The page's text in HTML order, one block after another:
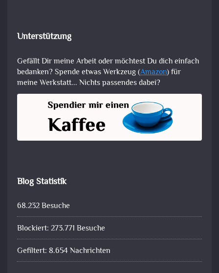
Unterstützung
Gefällt Dir meine Arbeit oder möchtest Du dich einfach
bedanken? Spende etwas Werkzeug (Amazon) für
meine Werkstatt... Nichts passendes dabei?
Blog Statistik
68.232 Besuche
Blockiert: 273.771 Besuche
Gefiltert: 8.654 Nachrichten